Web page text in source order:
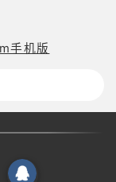
手机版